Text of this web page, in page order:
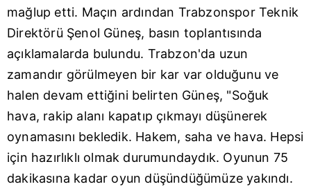
mağlup etti. Maçın ardından Trabzonspor Teknik
Direktörü Şenol Güneş, basın toplantısında
açıklamalarda bulundu. Trabzon'da uzun
zamandır görülmeyen bir kar var olduğunu ve
halen devam ettiğini belirten Güneş, "Soğuk
hava, rakip alanı kapatıp çıkmayı düşünerek
oynamasını bekledik. Hakem, saha ve hava. Hepsi
için hazırlıklı olmak durumundaydık. Oyunun 75
dakikasına kadar oyun düşündüğümüze yakındı.